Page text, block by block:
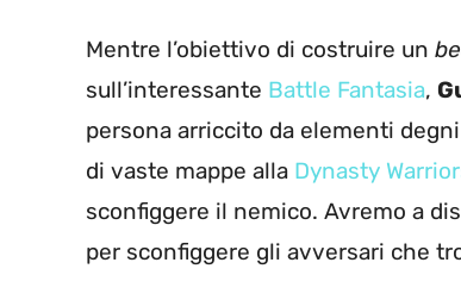
Mentre l’obiettivo di costruire un
sull’interessante Battle Fantasia,
persona arriccito da elementi
di vaste mappe alla Dynasty
sconfiggere il nemico. Avremo a
per sconfiggere gli avversari che